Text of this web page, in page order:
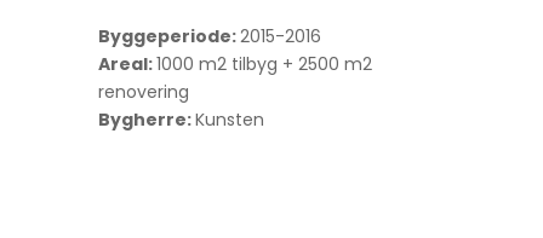
Byggeperiode:2015-2016
Areal:1000 m2 tilbyg + 2500 m2
renovering
Bygherre:Kunsten